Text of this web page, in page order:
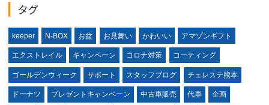
タグ
keeper N-BOX お盆 お見舞い かわいい アマゾンギフト
エクストレイル キャンペーン コロナ対策 コーティング
ゴールデンウィーク サポート スタッフブログ チェレステ熊本
ドーナツ プレゼントキャンペーン 中古車販売 代車 企画